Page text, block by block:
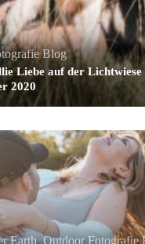
Blog
Liebe auf der
2020
Earth,Outdoor Fotografie